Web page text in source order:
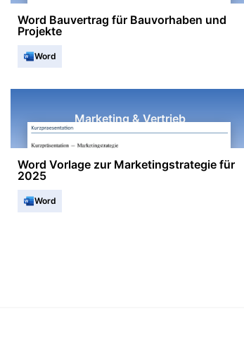
Word Bauvertrag für Bauvorhaben und
Projekte
Word
Marketing & Vertrieb
Word Vorlage zur Marketingstrategie für
2025
Word